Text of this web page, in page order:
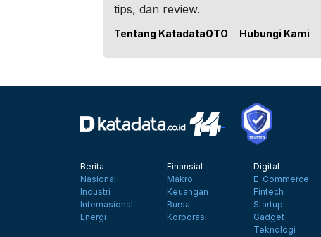
tips, dan review.
Tentang KatadataOTO Hubungi Kami
Berita
Nasional
Industri
Internasional
Energi
Finansial
Makro
Keuangan
Bursa
Korporasi
Digital
E-Commerce
Fintech
Startup
Gadget
Teknologi